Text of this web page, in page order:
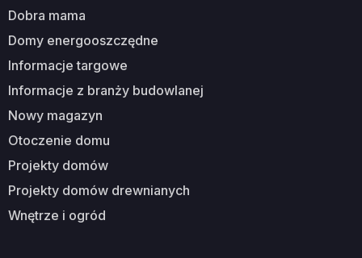
dobra mama
domy energooszczędne
informacje targowe
informacje z branży budowlanej
nowy magazyn
otoczenie domu
projekty domów
projekty domów drewnianych
wnętrze i ogród